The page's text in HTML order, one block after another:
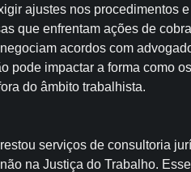
ajustes nos procedimentos
que enfrentam ações de
acordos com
pode impactar a forma como
do âmbito trabalhista.
serviços de consultoria
na Justiça do Trabalho.